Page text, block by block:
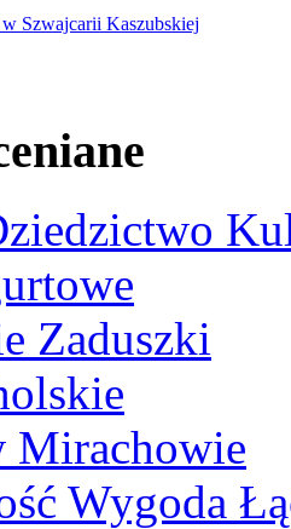
Szwajcarii Kaszubskiej
Zaduszki
Mirachowie
Wygoda